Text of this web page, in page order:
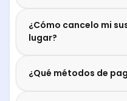
¿Cómo cancelo mi
lugar?
¿Qué métodos de